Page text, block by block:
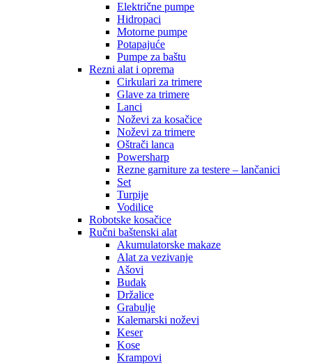
Električne pumpe
Hidropaci
Motorne pumpe
Potapajuće
Pumpe za baštu
Rezni alat i oprema
Cirkulari za trimere
Glave za trimere
Lanci
Noževi za kosačice
Noževi za trimere
Oštrači lanca
Powersharp
Rezne garniture za testere – lančanici
Set
Turpije
Vodilice
Robotske kosačice
Ručni baštenski alat
Akumulatorske makaze
Alat za vezivanje
Ašovi
Budak
Držalice
Grabulje
Kalemarski noževi
Keser
Kose
Krampovi